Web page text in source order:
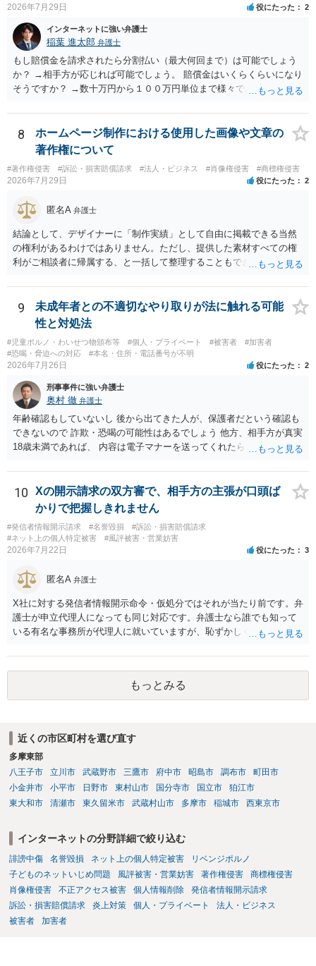
2026年7月29日 役にたった 2
インターネットに強い弁護士
稲葉 進太郎 弁護士
もし賠償金を請求されたら分割払い（最大何回まで）は可能でしょう
か？ →相手方が応じれば可能でしょう。 賠償金はいくらくらいになり
そうですか？ →数十万円から１００万円単位まで様々であり、不明で
渉が行われ、双方合意に至れば支払が開始され、決裂して相手方が訴
訟提起を選択すれば訴訟の中で解決がなされる流れが通常です。
8
ホームページ制作における使用した画像や文章の
著作権について
#著作権侵害 #訴訟・損害賠償請求 #法人・ビジネス #肖像権侵害 #商標権侵害
2026年7月29日 役にたった 2
匿名A 弁護士
結論として、デザイナーに「制作実績」として自由に掲載できる当然
の権利があるわけではありません。ただし、提供した素材すべての権
利がご相談者に帰属する、と一括して整理することもできません。 ご
身が著作権者です。 他方、ブランド名、文字主体のロゴ、商品情報、
短いキャッチコピー、販売コンセプトなどは、通常、著作物には当た
りません。ただし、ロゴに独自の図形やイラスト等が含まれる場合に
は、その表現部分が著作物となる可能性があります。 また、人物写真
の著作権は撮影者に、肖像に関する権利は被写体本人に帰属します
（著作権法2条・17条）。 ウェブサイト全体に当然に著作権が生じる
等は別として、一般的なレイアウトや配色、依頼者から提供された素
材を希望に沿って配置した部分には、通常、著作物性は認められにく
いと考えられます。仮に具体的な画面構成の一部に創作性が認められ
ても、その権利は当該部分に限られ、ご相談者の写真や文章等を制作
実績として掲載する権限まで当然に生じるものではありません。 もっ
の同意があれば別です。また、単に制作を担当した事実を記載した
り、公開中のサイトへリンクしたりする行為まで当然に禁止できると
は限りません。 人物写真については、通常のSNSへの無断掲載と同
様、掲載目的、態様、必要性、本人の特定可能性等から判断されま
す。営業目的であり、本人も掲載を拒否していることは、違法性を認
める方向の事情となりますが、自動的に肖像権侵害となるわけではあ
りません。 まず、見積書、メール、チャット、デザイナーの利用規約
を確認したうえで、「提供素材及びこれを含む画面の複製・SNS掲載
を許諾しない」と書面で明確に通知することをお勧めします。すでに
掲載された場合は、URL、掲載日時、画面を保存してから削除を求め
てください。
9
未成年者との不適切なやり取りが法に触れる可能
性と対処法
#児童ポルノ・わいせつ物頒布等 #個人・プライベート #被害者
#加害者
#恐喝・脅迫への対応
#本名・住所・電話番号が不明
2026年7月26日 役にたった 2
刑事事件に強い弁護士
奥村 徹 弁護士
年齢確認もしていないし 後から出てきた人が、保護者だという確認も
できないので 詐欺・恐喝の可能性はあるでしょう 他方、相手方が真実
18歳未満であれば、 内容は電子マナーを送ってくれたら自慰行為など
画の尺は10分ほど、服を着たままで胸を触って欲しい、などの要望を
して、要求された金額(1000円程度)の電子マネーを送信してしまいま
した。 そこから、撮影するまで暇なので顔の雰囲気の写真を交換して
欲しい、住んでいる都道府県と区を教えてと言われたので教えたりと
言ったやり取りをしていました。 というやりとりは、青少年条例違反
（わいせつ行為）の疑いがあります。18歳未満と知らなくても処罰可
10
Xの開示請求の双方審で、相手方の主張が口頭ば
かりで把握しきれません
#発信者情報開示請求 #名誉毀損
#訴訟・損害賠償請求
#ネット上の個人特定被害
#風評被害・営業妨害
2026年7月22日 役にたった 3
匿名A 弁護士
X社に対する発信者情報開示命令・仮処分ではそれが当たり前です。弁
護士が申立代理人になっても同じ対応です。弁護士なら誰でも知って
いる有名な事務所が代理人に就いていますが、恥ずかしくないのだろ
もっとみる
近くの市区町村を選び直す
多摩東部
八王子市
立川市 武蔵野市 三鷹市 府中市 昭島市 調布市
町田市
小金井市
小平市 日野市 東村山市 国分寺市 国立市
狛江市
東大和市
清瀬市 東久留米市 武蔵村山市 多摩市 稲城市 西東京市
インターネットの分野詳細で絞り込む
誹謗中傷 名誉毀損 ネット上の個人特定被害
リベンジポルノ
子どものネットいじめ問題
風評被害・営業妨害 著作権侵害
商標権侵害
肖像権侵害
不正アクセス被害 個人情報削除
発信者情報開示請求
訴訟・損害賠償請求
炎上対策 個人・プライベート
法人・ビジネス
被害者
加害者